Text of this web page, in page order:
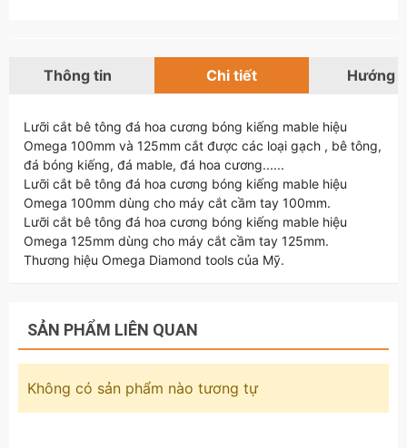
Thông tin Chi tiết Hướng
Lưỡi cắt bê tông đá hoa cương bóng kiếng mable hiệu
Omega 100mm và 125mm cắt được các loại gạch , bê tông,
đá bóng kiếng, đá mable, đá hoa cương......
Lưỡi cắt bê tông đá hoa cương bóng kiếng mable hiệu
Omega 100mm dùng cho máy cắt cầm tay 100mm.
Lưỡi cắt bê tông đá hoa cương bóng kiếng mable hiệu
Omega 125mm dùng cho máy cắt cầm tay 125mm.
Thương hiệu Omega Diamond tools của Mỹ.
SẢN PHẨM LIÊN QUAN
Không có sản phẩm nào tương tự